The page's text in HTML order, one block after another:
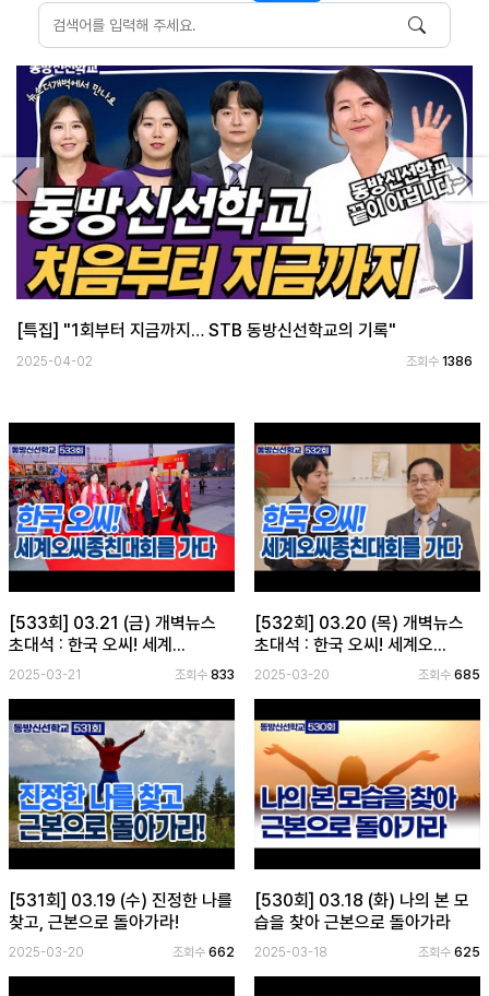
모
아
기
로
그
인
하
기
(current)
[특집] "1회부터 지금까지… STB 동방신선학교의 기록"
2025-04-02 조회수 1386
Previous
[533회] 03.21 (금) 개벽뉴스
초대석 : 한국 오씨! 세계...
2025-03-21 조회수833
[532회] 03.20 (목) 개벽뉴스
초대석 : 한국 오씨! 세계오...
2025-03-20 조회수 685
[531회] 03.19 (수) 진정한 나를
찾고, 근본으로 돌아가라!
2025-03-20 조회수662
[530회] 03.18 (화) 나의 본 모
습을 찾아 근본으로 돌아가라
2025-03-18 조회수 625